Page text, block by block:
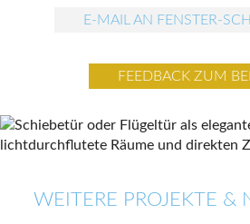
E-MAIL AN FENSTER-
FEEDBACK ZUM
WEITERE PROJEKTE &